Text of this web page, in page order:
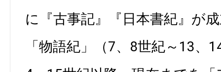
に『古事記』『日本書紀』が
「物語紀」（7、8世紀～13、